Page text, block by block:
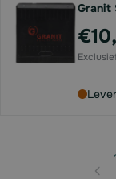
Granit
€10,